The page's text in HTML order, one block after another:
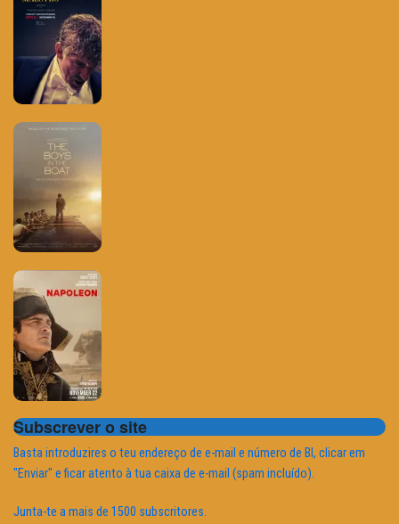
Subscrever o site
Basta introduzires o teu endereço de e-mail e número de BI, clicar em
"Enviar" e ficar atento à tua caixa de e-mail (spam incluído).
Junta-te a mais de 1500 subscritores.